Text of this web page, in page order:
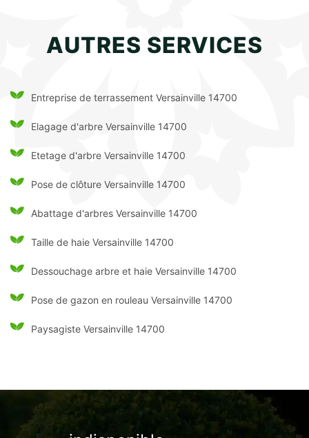
AUTRES SERVICES
Entreprise de terrassement Versainville 14700
Elagage d'arbre Versainville 14700
Etetage d'arbre Versainville 14700
Pose de clôture Versainville 14700
Abattage d'arbres Versainville 14700
Taille de haie Versainville 14700
Dessouchage arbre et haie Versainville 14700
Pose de gazon en rouleau Versainville 14700
Paysagiste Versainville 14700